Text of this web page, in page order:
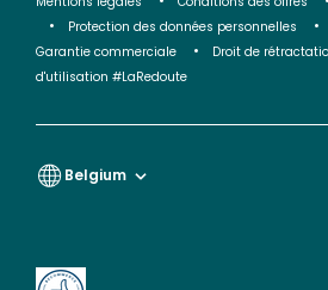
Protection des données personnelles
Garantie commerciale
Droit de
d'utilisation #LaRedoute
Belgium